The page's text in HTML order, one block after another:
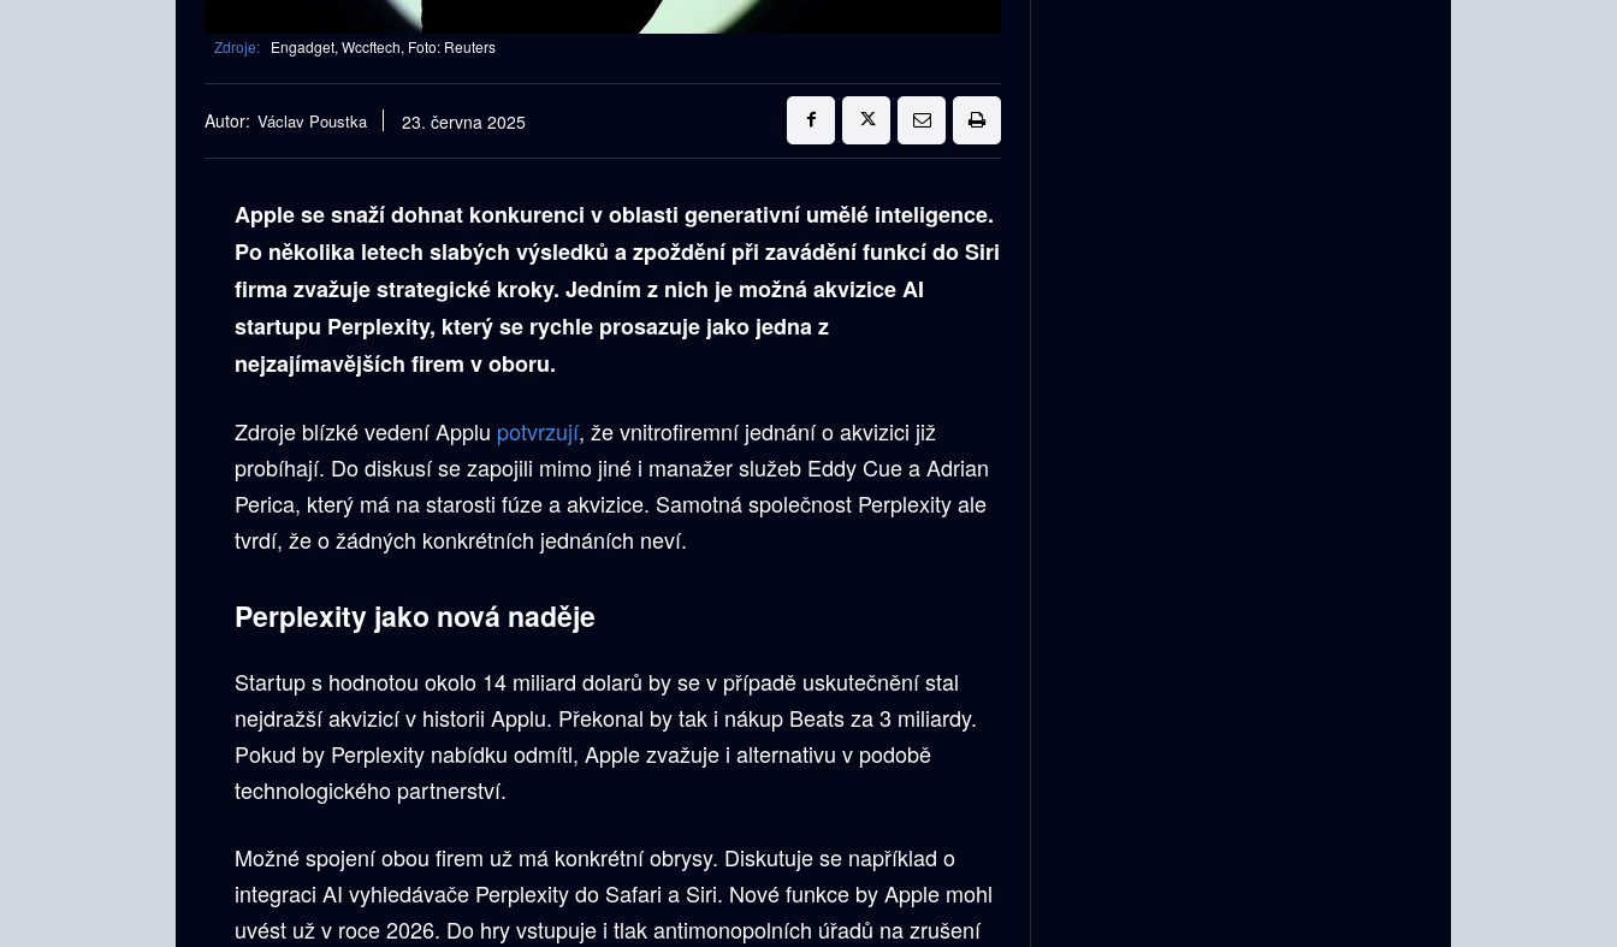
Zdroje: Engadget, Wccftech, Foto: Reuters
Autor: Václav Poustka 23. června 2025
Apple se snaží dohnat konkurenci v oblasti generativní umělé inteligence.
Po několika letech slabých výsledků a zpoždění při zavádění funkcí do Siri
firma zvažuje strategické kroky. Jedním z nich je možná akvizice AI
startupu Perplexity, který se rychle prosazuje jako jedna z
nejzajímavějších firem v oboru.
Zdroje blízké vedení Applu potvrzují, že vnitrofiremní jednání o akvizici již
probíhají. Do diskusí se zapojili mimo jiné i manažer služeb Eddy Cue a Adrian
Perica, který má na starosti fúze a akvizice. Samotná společnost Perplexity ale
tvrdí, že o žádných konkrétních jednáních neví.
Perplexity jako nová naděje
Startup s hodnotou okolo 14 miliard dolarů by se v případě uskutečnění stal
nejdražší akvizicí v historii Applu. Překonal by tak i nákup Beats za 3 miliardy.
Pokud by Perplexity nabídku odmítl, Apple zvažuje i alternativu v podobě
technologického partnerství.
Možné spojení obou firem už má konkrétní obrysy. Diskutuje se například o
integraci AI vyhledávače Perplexity do Safari a Siri. Nové funkce by Apple mohl
uvést už v roce 2026. Do hry vstupuje i tlak antimonopolních úřadů na zrušení